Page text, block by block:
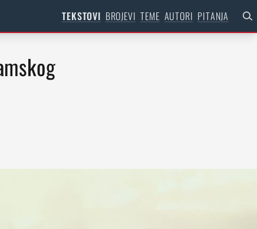
TEKSTOVI BROJEVI TEME AUTORI PITANJA